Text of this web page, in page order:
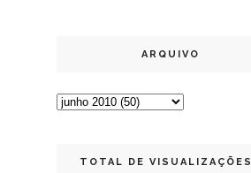
ARQUIVO
TOTAL DE VISUALIZAÇÕES